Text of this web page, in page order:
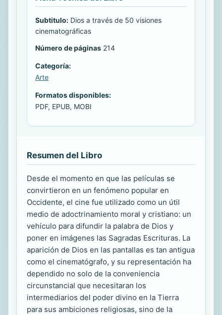
Subtitulo: Dios a través de 50 visiones
cinematográficas
Número de páginas 214
Categoría:
Arte
Formatos disponibles:
PDF, EPUB, MOBI
Resumen del Libro
Desde el momento en que las películas se
convirtieron en un fenómeno popular en
Occidente, el cine fue utilizado como un útil
medio de adoctrinamiento moral y cristiano: un
vehículo para difundir la palabra de Dios y
poner en imágenes las Sagradas Escrituras. La
aparición de Dios en las pantallas es tan antigua
como el cinematógrafo, y su representación ha
dependido no solo de la conveniencia
circunstancial que necesitaran los
intermediarios del poder divino en la Tierra
para sus ambiciones religiosas, sino de la